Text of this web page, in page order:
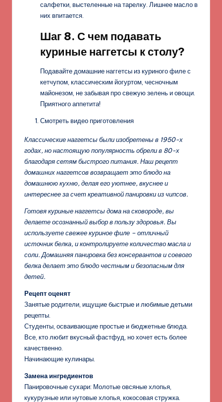
салфетки, выстеленные на тарелку. Лишнее масло в
них впитается.
Шаг 8. С чем подавать
куриные наггетсы к столу?
Подавайте домашние наггетсы из куриного филе с
кетчупом, классическим йогуртом, чесночным
майонезом, не забывая про свежую зелень и овощи.
Приятного аппетита!
Смотреть видео приготовления
Классические наггетсы были изобретены в 1950-х
годах, но настоящую популярность обрели в 80-х
благодаря сетям быстрого питания. Наш рецепт
домашних наггетсов возвращает это блюдо на
домашнюю кухню, делая его уютнее, вкуснее и
интереснее за счет креативной панировки из чипсов.
Готовя куриные наггетсы дома на сковороде, вы
делаете осознанный выбор в пользу здоровья. Вы
используете свежее куриное филе – отличный
источник белка, и контролируете количество масла и
соли. Домашняя панировка без консервантов и соевого
белка делает это блюдо честным и безопасным для
детей.
Рецепт оценят
Занятые родители, ищущие быстрые и любимые детьми
рецепты.
Студенты, осваивающие простые и бюджетные блюда.
Все, кто любит вкусный фастфуд, но хочет есть более
качественно.
Начинающие кулинары.
Замена ингредиентов
Панировочные сухари: Молотые овсяные хлопья,
кукурузные или нутовые хлопья, кокосовая стружка.